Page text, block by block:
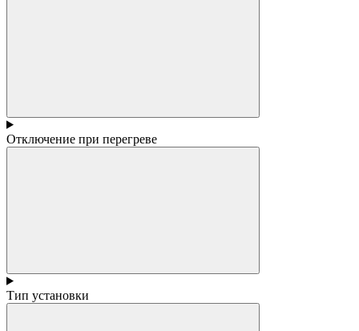
Отключение при перегреве
Тип установки